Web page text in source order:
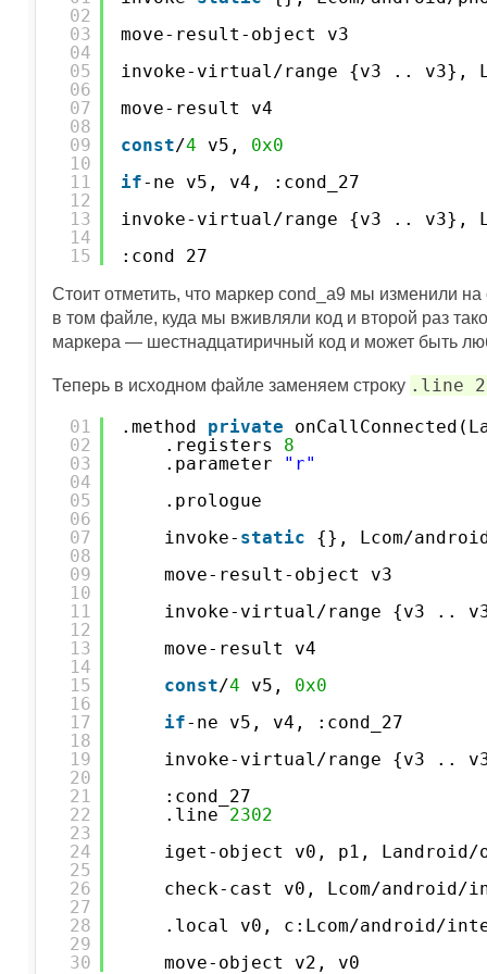
02
03
04
05
06
07
08
09
10
11
12
13
14
15
move-result-object v3
invoke-virtual/range {v3 .. v3},
move-result v4
const/4 v5, 0x0
if-ne v5, v4, :cond_27
invoke-virtual/range {v3 .. v3},
:cond_27
Стоит отметить, что маркер cond_a9 мы изменили
в том файле, куда мы вживляли код и второй раз
маркера — шестнадцатиричный код и может быть
Теперь в исходном файле заменяем строку .line
01
02
03
04
05
06
07
08
09
10
11
12
13
14
15
16
17
18
19
20
21
22
23
24
25
26
27
28
29
30
.method private
.registers 8
.parameter
"r"
.prologue
invoke- static
{}, Lcom/
move-result-object v3
invoke-virtual/range {v3 ..
move-result v4
const/4 v5, 0x0
if-ne v5, v4, :cond_27
invoke-virtual/range {v3 ..
:cond_27
.line 2302
iget-object v0, p1, Landroid/
check-cast v0, Lcom/android/
.local v0, c:Lcom/android/
move-object v2, v0